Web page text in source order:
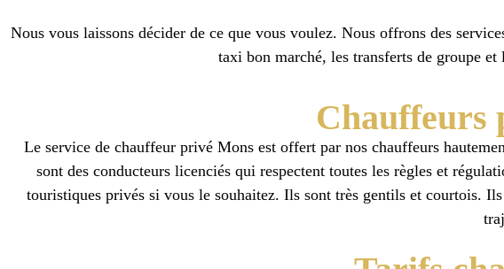
Nous vous laissons décider de ce que vous voulez. Nous offrons des
taxi bon marché, les transferts de groupe
Chauffeurs
Le service de chauffeur privé Mons est offert par nos chauffeurs
sont des conducteurs licenciés qui respectent toutes les règles et
touristiques privés si vous le souhaitez. Ils sont très gentils et courtois.